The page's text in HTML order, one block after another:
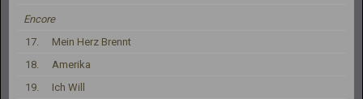
Encore
17.
Mein Herz Brennt
18.
Amerika
19.
Ich Will